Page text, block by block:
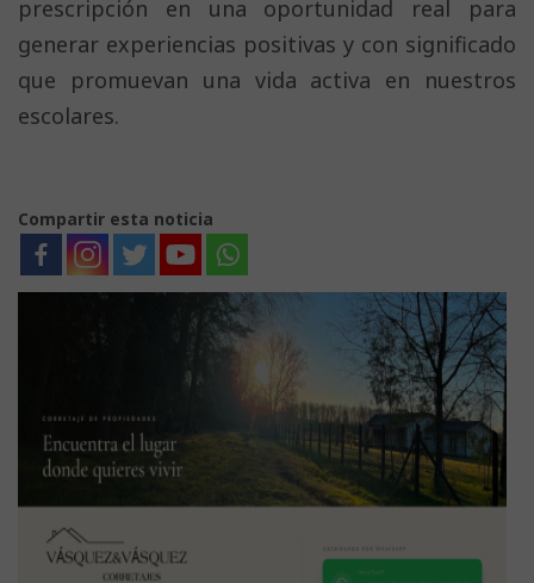
prescripción en una oportunidad real para
generar experiencias positivas y con significado
que promuevan una vida activa en nuestros
escolares.
Compartir esta noticia